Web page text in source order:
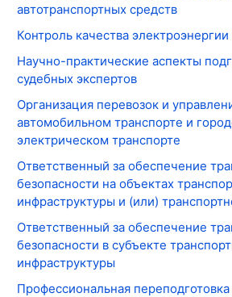
автотранспортных средств
Контроль качества электроэнергии
Научно-практические аспекты
судебных экспертов
Организация перевозок и
автомобильном транспорте и
электрическом транспорте
Ответственный за обеспечение
безопасности на объектах
инфраструктуры и (или)
Ответственный за обеспечение
безопасности в субъекте
инфраструктуры
Профессиональная